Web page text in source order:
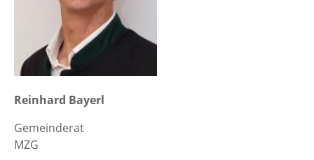
Reinhard Bayerl
Gemeinderat
MZG